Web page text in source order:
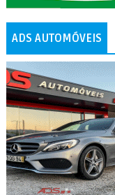
ADS AUTOMÓVEIS